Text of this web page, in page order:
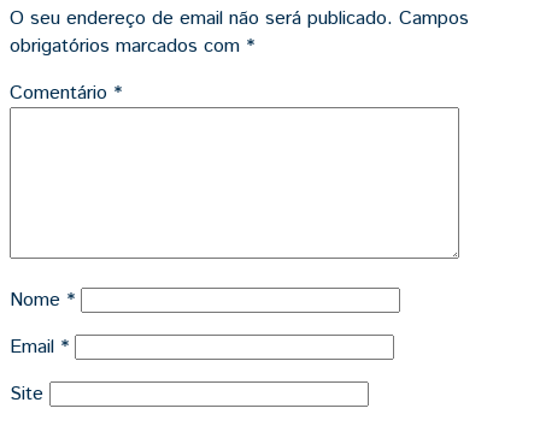
O seu endereço de email não será publicado. Campos
obrigatórios marcados com *
Comentário *
Nome *
Email *
Site